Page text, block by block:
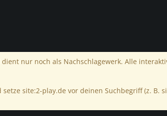
nur noch als Nachschlagewerk. Alle
site:2-play.de vor deinen Suchbegriff (z. B.